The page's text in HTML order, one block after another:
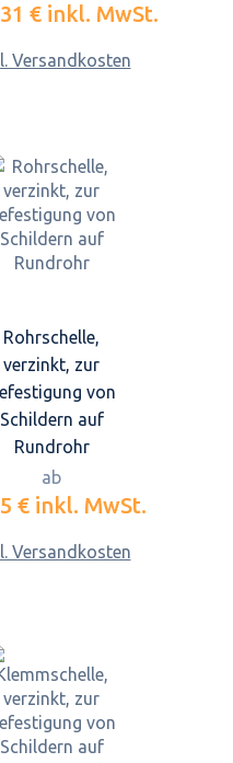
€ inkl. MwSt.
Versandkosten
Rohrschelle,
verzinkt, zur
von
Schildern auf
Rundrohr
ab
€ inkl. MwSt.
Versandkosten